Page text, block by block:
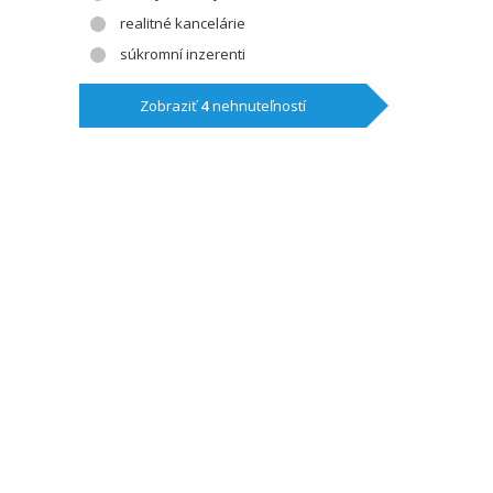
realitné kancelárie
súkromní inzerenti
Zobraziť4nehnuteľností